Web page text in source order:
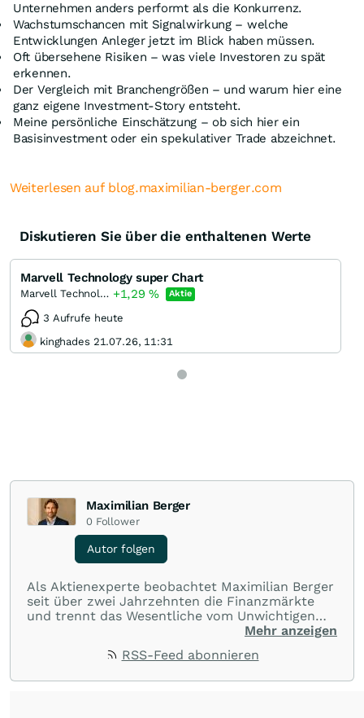
Unternehmen anders performt als die Konkurrenz.
Wachstumschancen mit Signalwirkung – welche
Entwicklungen Anleger jetzt im Blick haben müssen.
Oft übersehene Risiken – was viele Investoren zu spät
erkennen.
Der Vergleich mit Branchengrößen – und warum hier eine
ganz eigene Investment-Story entsteht.
Meine persönliche Einschätzung – ob sich hier ein
Basisinvestment oder ein spekulativer Trade abzeichnet.
Weiterlesen auf blog.maximilian-berger.com
Diskutieren Sie über die enthaltenen Werte
Marvell Technology super Chart
Marvell Technology +1,29% Aktie
3 Aufrufe heute
kinghades 21.07.26, 11:31
Maximilian Berger
0 Follower
Autor folgen
Als Aktienexperte beobachtet Maximilian Berger
seit über zwei Jahrzehnten die Finanzmärkte
und trennt das Wesentliche vom Unwichtigen
und liefert wöchentlich klare, unabhängige
und Renditen liefern.
Mehr anzeigen
RSS-Feed abonnieren